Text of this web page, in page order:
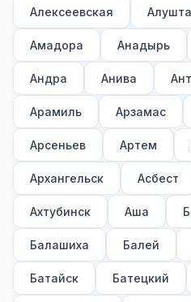
Алексеевская Алушта
Амадора Анадырь
Андра Анива
Арамиль Арзамас
Арсеньев Артем
Архангельск Асбест
Ахтубинск Аша
Балашиха Балей
Батайск Батецкий